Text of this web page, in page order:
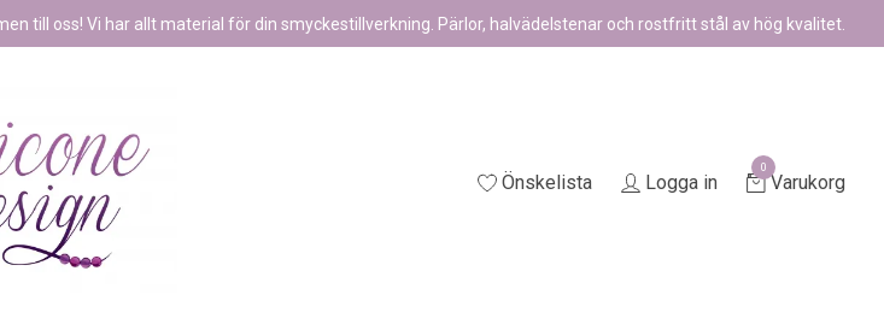
till oss! Vi har allt material för din smyckestillverkning. Pärlor, halvädelstenar och rostfritt stål av hög kvalitet.
Önskelista Logga in
0
Varukorg